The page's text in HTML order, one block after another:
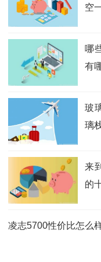
空
哪
有
玻
璃
来
的
凌志5700性价比怎么